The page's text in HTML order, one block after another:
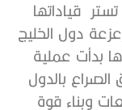
قياداتها
دول الخليج
بدأت عملية
بالدول
وبناء قوة